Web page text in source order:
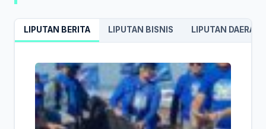
LIPUTAN BERITA LIPUTAN BISNIS LIPUTAN DAERAH